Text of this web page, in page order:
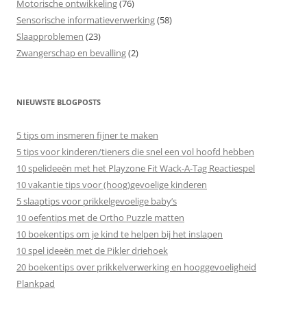
Motorische ontwikkeling(76)
Sensorische informatieverwerking(58)
Slaapproblemen (23)
Zwangerschap en bevalling(2)
NIEUWSTE BLOGPOSTS
5 tips om insmeren fijner te maken
5 tips voor kinderen/tieners die snel een vol hoofd hebben
10 spelideeën met het Playzone Fit Wack-A-Tag Reactiespel
10 vakantie tips voor (hoog)gevoelige kinderen
5 slaaptips voor prikkelgevoelige baby’s
10 oefentips met de Ortho Puzzle matten
10 boekentips om je kind te helpen bij het inslapen
10 spel ideeën met de Pikler driehoek
20 boekentips over prikkelverwerking en hooggevoeligheid
Plankpad